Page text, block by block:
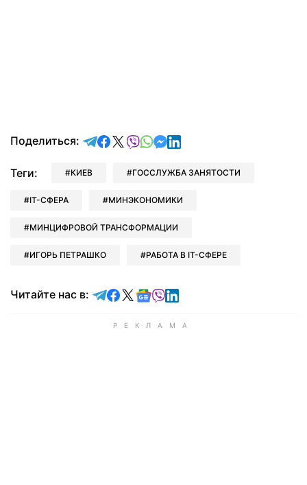
Поделиться: отправить в Telegram
поделиться в Facebook
поделиться в X
отправить в Viber
отправить в Whatsapp
отправить в Messenger
отправить в LinkedIn
Теги: КИЕВ ГОССЛУЖБА ЗАНЯТОСТИ
IT-СФЕРА МИНЭКОНОМИКИ
МИНЦИФРОВОЙ ТРАНСФОРМАЦИИ
ИГОРЬ ПЕТРАШКО РАБОТА В IT-СФЕРЕ
Читайте нас в: Читайте в Telegram
Читайте в Facebook
Читайте в X
Читайте в Google news
Читайте в Viber
Читайте в LinkedIn